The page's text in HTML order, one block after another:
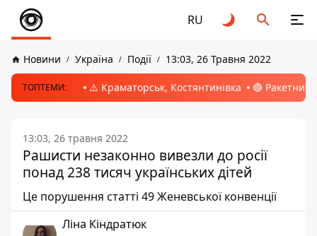
RU
Новини Україна Події 13:03, 26 Травня 2022
ТОПТЕМИ: ⚠️ Краматорськ, Костянтинівка 🔴 Ракетний
13:03, 26 травня 2022
Рашисти незаконно вивезли до росії
понад 238 тисяч українських дітей
Це порушення статті 49 Женевської конвенції
Ліна Кіндратюк